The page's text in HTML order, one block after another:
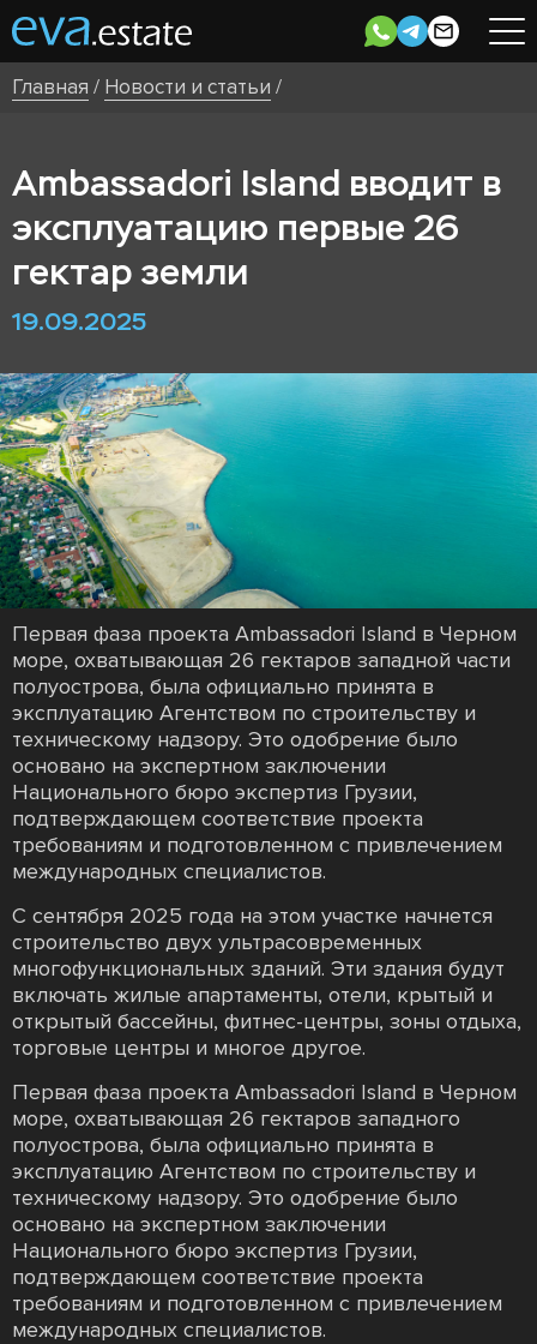
Главная / Новости и статьи /
Ambassadori Island вводит в
эксплуатацию первые 26
гектар земли
19.09.2025
Первая фаза проекта Ambassadori Island в Черном
море, охватывающая 26 гектаров западной части
полуострова, была официально принята в
эксплуатацию Агентством по строительству и
техническому надзору. Это одобрение было
основано на экспертном заключении
Национального бюро экспертиз Грузии,
подтверждающем соответствие проекта
требованиям и подготовленном с привлечением
международных специалистов.
С сентября 2025 года на этом участке начнется
строительство двух ультрасовременных
многофункциональных зданий. Эти здания будут
включать жилые апартаменты, отели, крытый и
открытый бассейны, фитнес-центры, зоны отдыха,
торговые центры и многое другое.
Первая фаза проекта Ambassadori Island в Черном
море, охватывающая 26 гектаров западного
полуострова, была официально принята в
эксплуатацию Агентством по строительству и
техническому надзору. Это одобрение было
основано на экспертном заключении
Национального бюро экспертиз Грузии,
подтверждающем соответствие проекта
требованиям и подготовленном с привлечением
международных специалистов.